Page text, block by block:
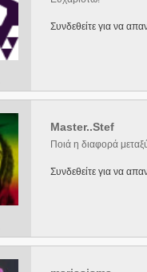
Συνδεθείτε για να
Master..Stef
Ποιά η διαφορά
Συνδεθείτε για να